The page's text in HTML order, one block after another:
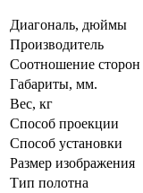
Диагональ, дюймы
Производитель
Соотношение сторон
Габариты, мм.
Вес, кг
Способ проекции
Способ установки
Размер изображения
Тип полотна